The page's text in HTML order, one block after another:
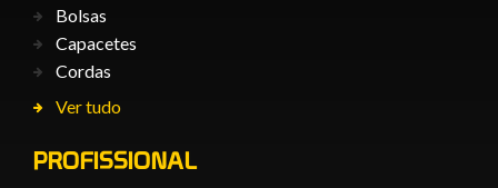
Bolsas
Capacetes
Cordas
Ver tudo
PROFISSIONAL